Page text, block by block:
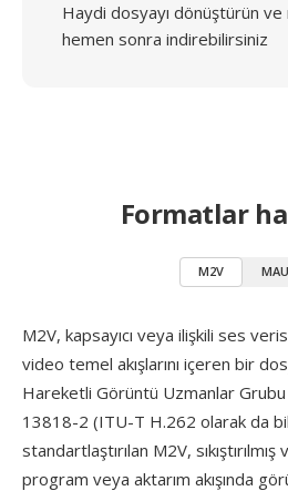
Haydi dosyayı dönüştürün ve
hemen sonra indirebilirsiniz
Formatlar
M2V
M2V, kapsayıcı veya ilişkili ses
video temel akışlarını içeren bir
Hareketli Görüntü Uzmanlar Grubu
13818-2 (ITU-T H.262 olarak da
standartlaştırılan M2V,
program veya aktarım akışında